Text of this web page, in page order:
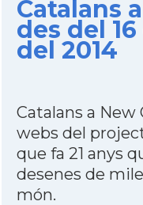
Catalans
des del
del 2014
Catalans a New
webs del
que fa 21 anys
desenes de
món.